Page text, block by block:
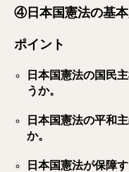
④日本国憲法の基
ポイント
日本国憲法の国民
うか。
日本国憲法の平和
か。
日本国憲法が保障